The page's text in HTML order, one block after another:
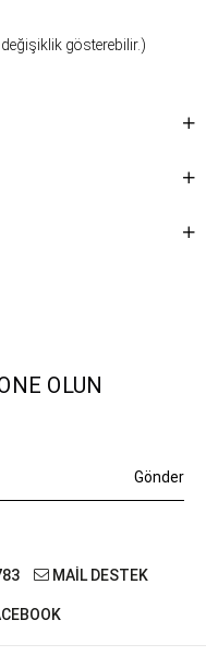
gösterebilir.)
OLUN
Gönder
MAİL DESTEK